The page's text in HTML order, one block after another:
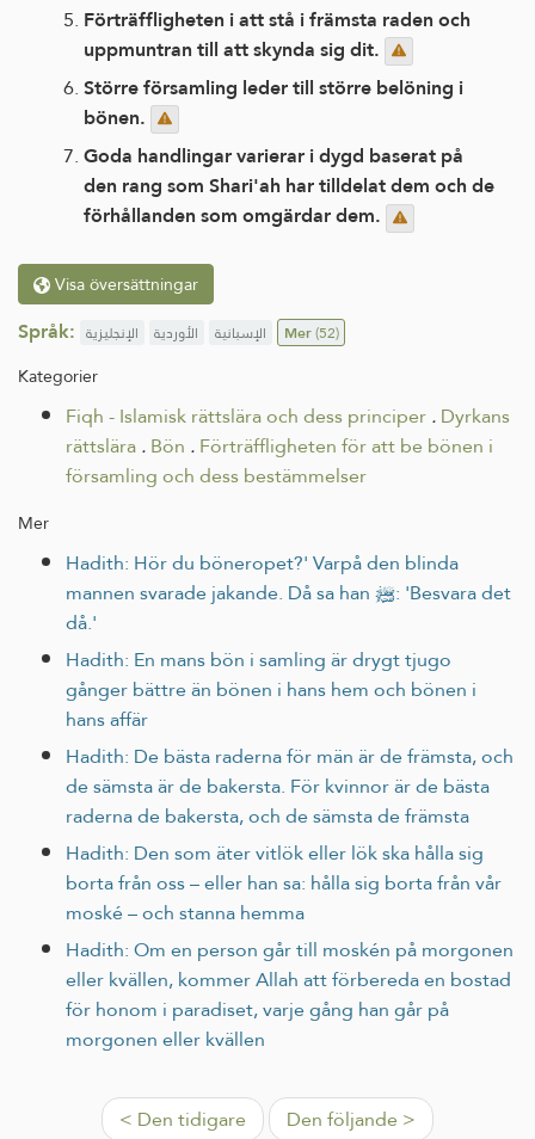
Förträffligheten i att stå i främsta raden och
uppmuntran till att skynda sig dit.
Större församling leder till större belöning i
bönen.
Goda handlingar varierar i dygd baserat på
den rang som Shari'ah har tilldelat dem och de
förhållanden som omgärdar dem.
Visa översättningar
Språk: الإنجليزية الأوردية الإسبانية Mer(52)
Kategorier
Fiqh - Islamisk rättslära och dess principer.Dyrkans
rättslära.Bön .Förträffligheten för att be bönen i
församling och dess bestämmelser
Mer
Hadith: Hör du böneropet?' Varpå den blinda
mannen svarade jakande. Då sa han ﷺ: 'Besvara det
då.'
Hadith: En mans bön i samling är drygt tjugo
gånger bättre än bönen i hans hem och bönen i
hans affär
Hadith: De bästa raderna för män är de främsta, och
de sämsta är de bakersta. För kvinnor är de bästa
raderna de bakersta, och de sämsta de främsta
Hadith: Den som äter vitlök eller lök ska hålla sig
borta från oss – eller han sa: hålla sig borta från vår
moské – och stanna hemma
Hadith: Om en person går till moskén på morgonen
eller kvällen, kommer Allah att förbereda en bostad
för honom i paradiset, varje gång han går på
morgonen eller kvällen
< Den tidigare Den följande >